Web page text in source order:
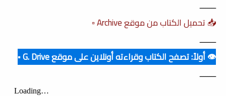
ــــــــ
📥 تحميل الكتاب من موقع Archive ▫️
ــــــــ
👁️ أولاً: تصفح الكتاب وقراءته أونلاين على موقع G. Drive ▪️
ــــــــ